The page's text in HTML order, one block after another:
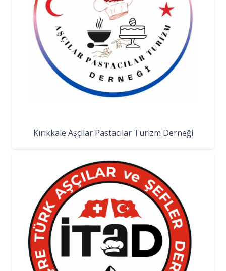
Kırıkkale Aşçılar Pastacılar Turizm Derneği